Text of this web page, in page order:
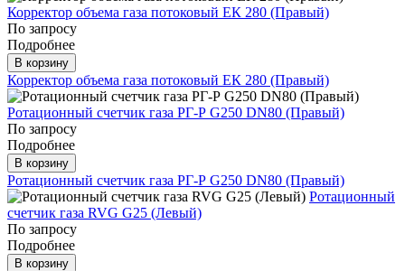
Корректор объема газа потоковый ЕК 280 (Правый)
По запросу
Подробнее
В корзину
Корректор объема газа потоковый ЕК 280 (Правый)
Ротационный счетчик газа РГ-Р G250 DN80 (Правый)
По запросу
Подробнее
В корзину
Ротационный счетчик газа РГ-Р G250 DN80 (Правый)
Ротационный
счетчик газа RVG G25 (Левый)
По запросу
Подробнее
В корзину